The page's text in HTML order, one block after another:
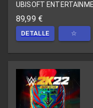
UBISOFT
89,99 €
DETALLE ☆